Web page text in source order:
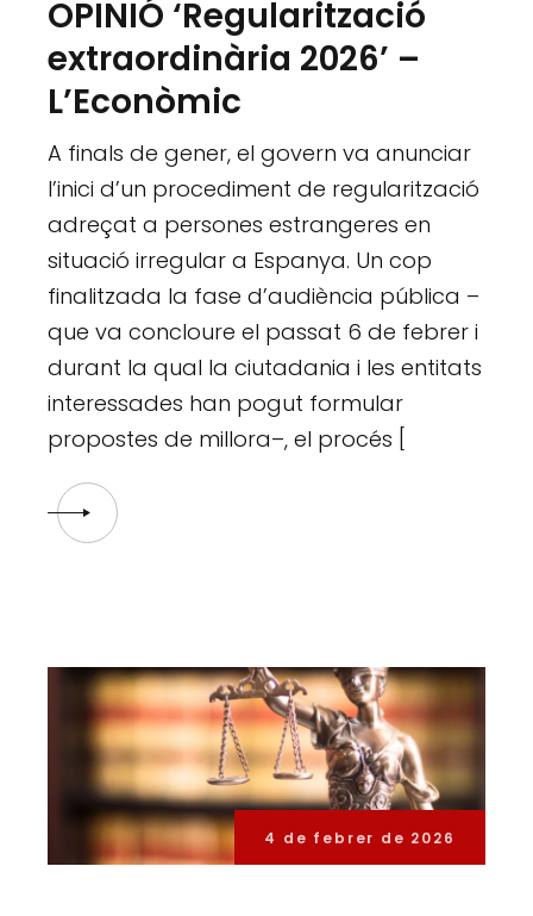
OPINIÓ ‘Regularització
extraordinària 2026’ –
L’Econòmic
A finals de gener, el govern va anunciar
l’inici d’un procediment de regularització
adreçat a persones estrangeres en
situació irregular a Espanya. Un cop
finalitzada la fase d’audiència pública –
que va concloure el passat 6 de febrer i
durant la qual la ciutadania i les entitats
interessades han pogut formular
propostes de millora–, el procés [
4 de febrer de 2026